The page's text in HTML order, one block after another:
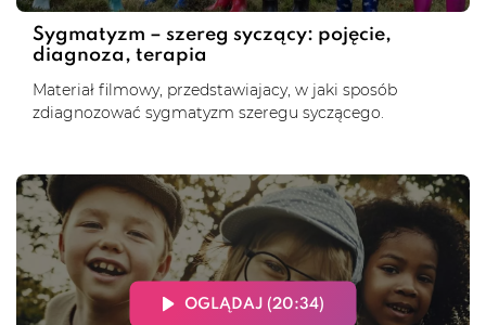
Sygmatyzm – szereg syczący: pojęcie,
diagnoza, terapia
Materiał filmowy, przedstawiajacy, w jaki sposób
zdiagnozować sygmatyzm szeregu syczącego.
OGLĄDAJ (20:34)